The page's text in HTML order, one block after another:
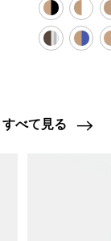
すべて見る